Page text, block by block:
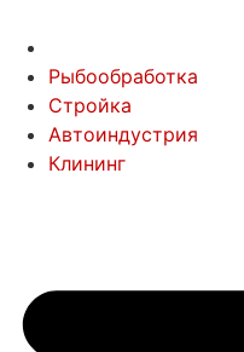
Рыбообработка
Стройка
Автоиндустрия
Клининг